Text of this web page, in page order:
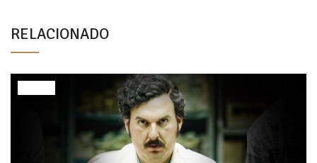
RELACIONADO